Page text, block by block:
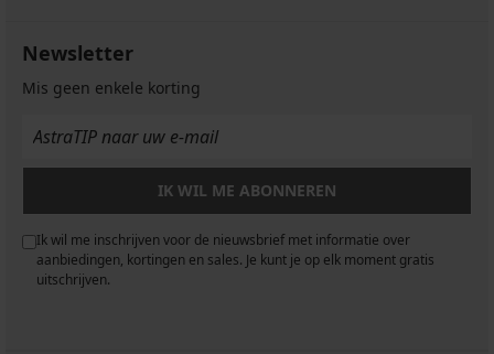
Newsletter
Mis geen enkele korting
IK WIL ME ABONNEREN
Ik wil me inschrijven voor de nieuwsbrief met informatie over
aanbiedingen, kortingen en sales. Je kunt je op elk moment gratis
uitschrijven.